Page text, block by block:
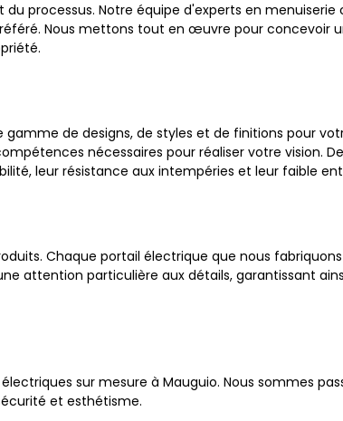
processus. Notre équipe d'experts en menuiserie
Nous mettons tout en œuvre pour concevoir
gamme de designs, de styles et de finitions pour
nécessaires pour réaliser votre vision.
leur résistance aux intempéries et leur faible
Chaque portail électrique que nous
attention particulière aux détails, garantissant
sur mesure à Mauguio. Nous sommes
et esthétisme.